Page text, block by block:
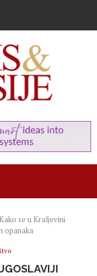
Kako se u Kraljevini
opanaka